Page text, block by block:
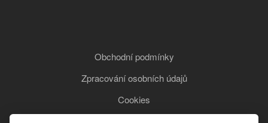
Obchodní podmínky
Zpracování osobních údajů
Cookies